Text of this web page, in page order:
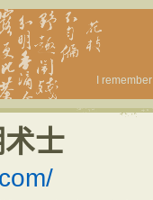
I
士